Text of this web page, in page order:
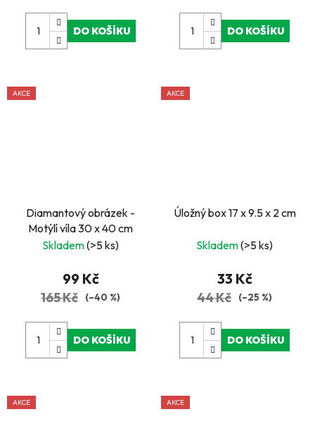
DO KOŠÍKU DO KOŠÍKU
AKCE
Diamantový obrázek -
Motýlí víla 30 x 40 cm
Skladem(>5 ks)
99 Kč
165 Kč (–40 %)
DO KOŠÍKU
AKCE
Úložný box 17 x 9.5 x 2 cm
Skladem(>5 ks)
33 Kč
44 Kč (–25 %)
DO KOŠÍKU
AKCE AKCE